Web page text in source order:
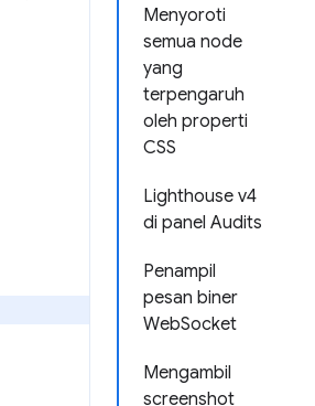
Menyoroti
semua node
yang
terpengaruh
oleh properti
CSS
Lighthouse v4
di panel Audits
Penampil
pesan biner
WebSocket
Mengambil
screenshot